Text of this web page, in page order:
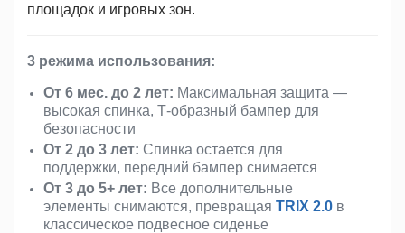
площадок и игровых зон.
3 режима использования:
От 6 мес. до 2 лет: Максимальная защита —
высокая спинка, Т-образный бампер для
безопасности
От 2 до 3 лет: Спинка остается для
поддержки, передний бампер снимается
От 3 до 5+ лет: Все дополнительные
элементы снимаются, превращая TRIX 2.0 в
классическое подвесное сиденье